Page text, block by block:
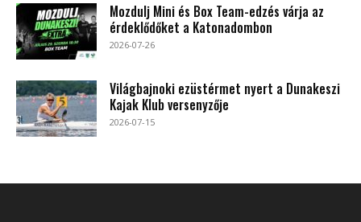
Mozdulj Mini és Box Team-edzés várja az
érdeklődőket a Katonadombon
2026-07-26
Világbajnoki ezüstérmet nyert a Dunakeszi
Kajak Klub versenyzője
2026-07-15